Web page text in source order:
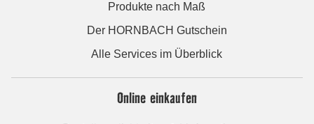
Produkte nach Maß
Der HORNBACH Gutschein
Alle Services im Überblick
Online einkaufen